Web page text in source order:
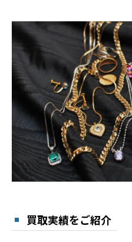
買取実績をご紹介